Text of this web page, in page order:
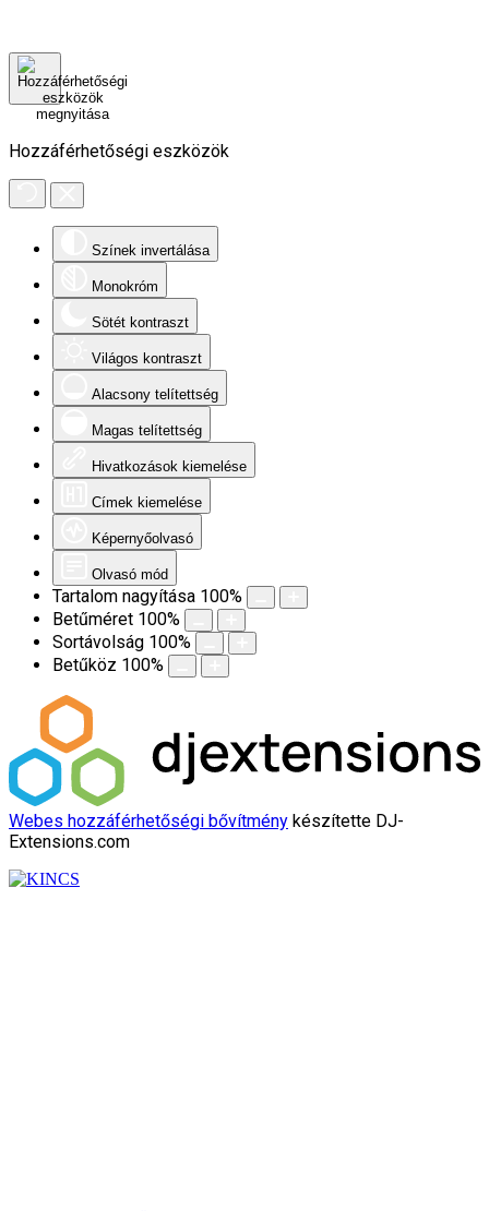
Hozzáférhetőségi eszközök
Színek invertálása
Monokróm
Sötét kontraszt
Világos kontraszt
Alacsony telítettség
Magas telítettség
Hivatkozások kiemelése
Címek kiemelése
Képernyőolvasó
Olvasó mód
Tartalom nagyítása 100%
Betűméret 100%
Sortávolság 100%
Betűköz 100%
Webes hozzáférhetőségi bővítmény készítette DJ-
Extensions.com